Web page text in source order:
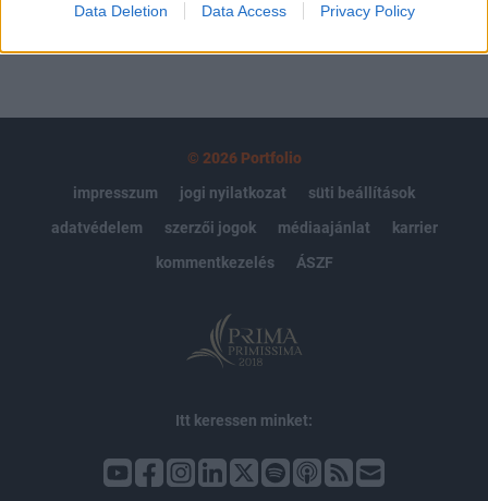
Data Deletion Data Access Privacy Policy
© 2026 Portfolio
impresszum
jogi nyilatkozat
süti beállítások
adatvédelem
szerzői jogok médiaajánlat
karrier
kommentkezelés
ÁSZF
Itt keressen minket: